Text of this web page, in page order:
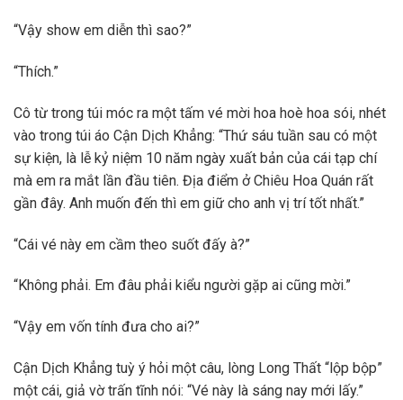
“Vậy show em diễn thì sao?”
“Thích.”
Cô từ trong túi móc ra một tấm vé mời hoa hoè hoa sói, nhét
vào trong túi áo Cận Dịch Khẳng: “Thứ sáu tuần sau có một
sự kiện, là lễ kỷ niệm 10 năm ngày xuất bản của cái tạp chí
mà em ra mắt lần đầu tiên. Địa điểm ở Chiêu Hoa Quán rất
gần đây. Anh muốn đến thì em giữ cho anh vị trí tốt nhất.”
“Cái vé này em cầm theo suốt đấy à?”
“Không phải. Em đâu phải kiểu người gặp ai cũng mời.”
“Vậy em vốn tính đưa cho ai?”
Cận Dịch Khẳng tuỳ ý hỏi một câu, lòng Long Thất “lộp bộp”
một cái, giả vờ trấn tĩnh nói: “Vé này là sáng nay mới lấy.”